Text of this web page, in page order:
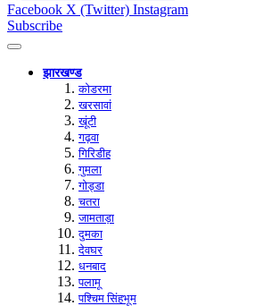
Facebook X (Twitter) Instagram
Subscribe
झारखण्ड
कोडरमा
खरसावां
खूंटी
गढ़वा
गिरिडीह
गुमला
गोड्डा
चतरा
जामताड़ा
दुमका
देवघर
धनबाद
पलामू
पश्चिम सिंहभूम